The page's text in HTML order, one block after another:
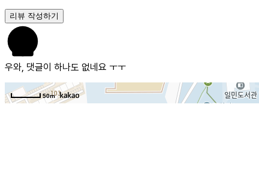
리뷰 작성하기
우와, 댓글이 하나도 없네요 ㅜㅜ
50m